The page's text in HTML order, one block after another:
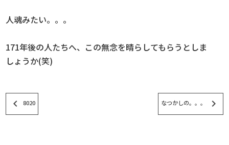
人魂みたい。。。
171年後の人たちへ、この無念を晴らしてもらうとしま
しょうか(笑)
keyboard_arrow_left 8020 なつかしの。。。 keyboard_arrow_right